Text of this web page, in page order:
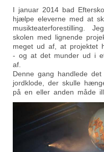
I januar 2014 bad
hjælpe eleverne med at
musikteaterforestilling.
skolen med lignende
meget ud af, at projektet
- og at det munder ud i
af.
Denne gang handlede
jordklode, der skulle
på en eller anden måde